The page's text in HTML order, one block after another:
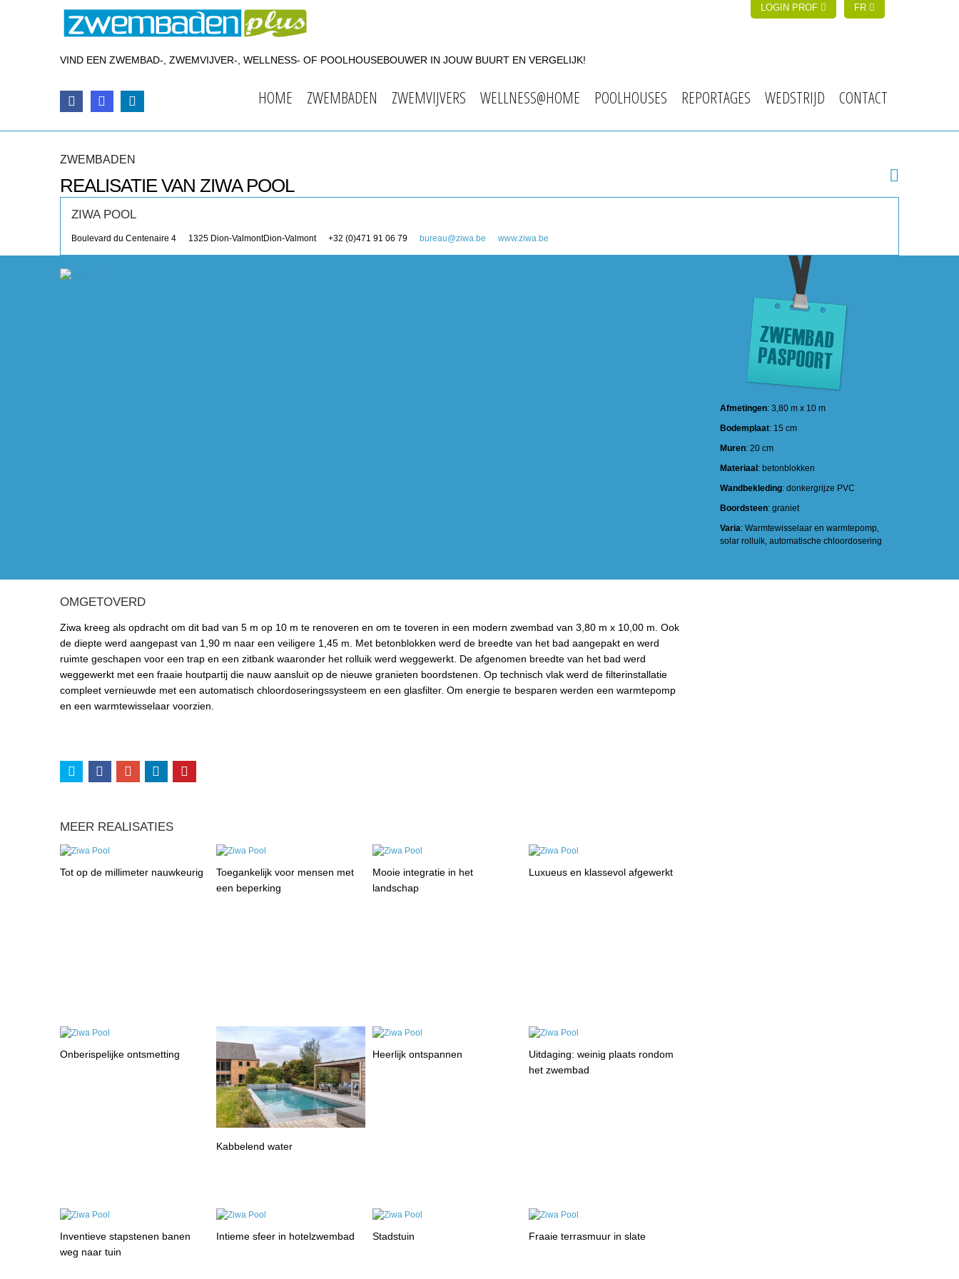
LOGIN PROF FR
VIND EEN ZWEMBAD-, ZWEMVIJVER-, WELLNESS- OF POOLHOUSEBOUWER IN JOUW BUURT EN VERGELIJK!
HOME ZWEMBADEN ZWEMVIJVERS WELLNESS@HOME POOLHOUSES REPORTAGES WEDSTRIJD CONTACT
ZWEMBADEN
REALISATIE VAN ZIWA POOL
ZIWA POOL
Boulevard du Centenaire 4 1325 Dion-ValmontDion-Valmont +32 (0)471 91 06 79 bureau@ziwa.be www.ziwa.be
Afmetingen: 3,80 m x 10 m
Bodemplaat: 15 cm
Muren: 20 cm
Materiaal : betonblokken
Wandbekleding: donkergrijze PVC
Boordsteen: graniet
Varia: Warmtewisselaar en warmtepomp,
solar rolluik, automatische chloordosering
OMGETOVERD
Ziwa kreeg als opdracht om dit bad van 5 m op 10 m te renoveren en om te toveren in een modern zwembad van 3,80 m x 10,00 m. Ook
de diepte werd aangepast van 1,90 m naar een veiligere 1,45 m. Met betonblokken werd de breedte van het bad aangepakt en werd
ruimte geschapen voor een trap en een zitbank waaronder het rolluik werd weggewerkt. De afgenomen breedte van het bad werd
weggewerkt met een fraaie houtpartij die nauw aansluit op de nieuwe granieten boordstenen. Op technisch vlak werd de filterinstallatie
compleet vernieuwde met een automatisch chloordoseringssysteem en een glasfilter. Om energie te besparen werden een warmtepomp
en een warmtewisselaar voorzien.
MEER REALISATIES
Tot op de millimeter nauwkeurig
Toegankelijk voor mensen met
een beperking
Mooie integratie in het
landschap
Luxueus en klassevol afgewerkt
Onberispelijke ontsmetting
Kabbelend water
Heerlijk ontspannen
Uitdaging: weinig plaats rondom
het zwembad
Inventieve stapstenen banen
weg naar tuin
Intieme sfeer in hotelzwembad Stadstuin Fraaie terrasmuur in slate